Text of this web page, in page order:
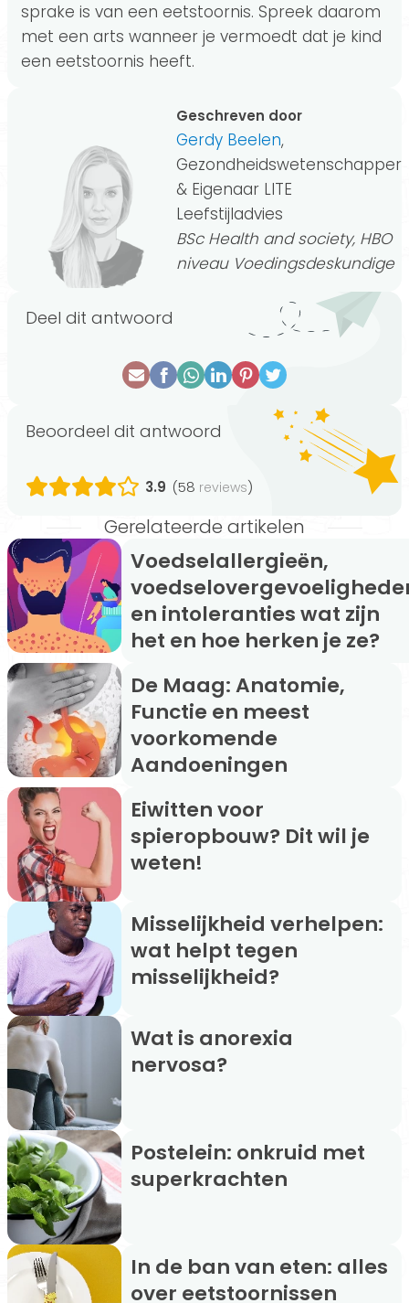
sprake is van een eetstoornis. Spreek daarom
met een arts wanneer je vermoedt dat je kind
een eetstoornis heeft.
Geschreven door
Gerdy Beelen,
Gezondheidswetenschapper
& Eigenaar LITE
Leefstijladvies
BSc Health and society, HBO
niveau Voedingsdeskundige
Deel dit antwoord
Beoordeel dit antwoord
3.9 (58 reviews)
Gerelateerde artikelen
Voedselallergieën,
en intoleranties wat zijn
het en hoe herken je ze?
De Maag: Anatomie,
Functie en meest
voorkomende
Aandoeningen
Eiwitten voor
spieropbouw? Dit wil je
weten!
Misselijkheid verhelpen:
wat helpt tegen
misselijkheid?
Wat is anorexia
nervosa?
Postelein: onkruid met
superkrachten
In de ban van eten: alles
over eetstoornissen